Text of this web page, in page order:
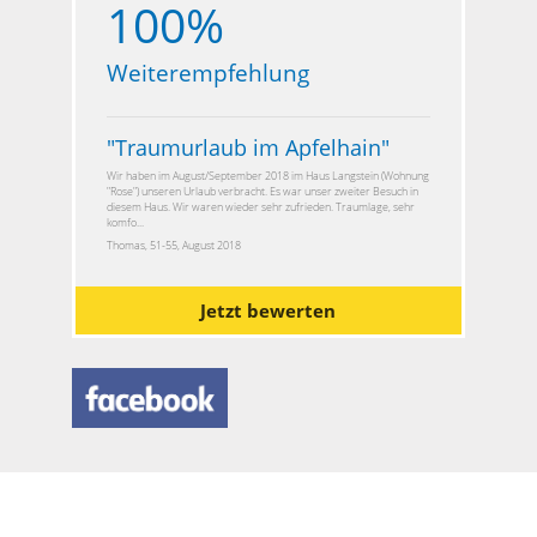
100%
Weiterempfehlung
"Traumurlaub im Apfelhain"
Wir haben im August/September 2018 im Haus Langstein (Wohnung
"Rose") unseren Urlaub verbracht. Es war unser zweiter Besuch in
diesem Haus. Wir waren wieder sehr zufrieden. Traumlage, sehr
komfo...
Thomas, 51-55, August 2018
Jetzt bewerten